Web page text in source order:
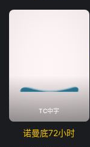
TC中字
诺曼底72小时